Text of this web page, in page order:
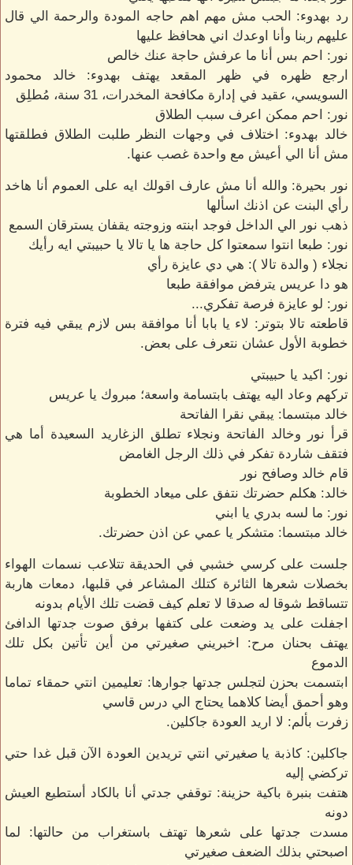
رد بهدوء: الحب مش مهم اهم حاجه المودة والرحمة الي قال
عليهم ربنا وأنا اوعدك اني هحافظ عليها
نور: احم بس أنا ما عرفش حاجة عنك خالص
ارجع ظهره في ظهر المقعد يهتف بهدوء: خالد محمود
السويسي، عقيد في إدارة مكافحة المخدرات، 31 سنة، مُطلِق
نور: احم ممكن اعرف سبب الطلاق
خالد بهدوء: اختلاف في وجهات النظر طلبت الطلاق فطلقتها
مش أنا الي أعيش مع واحدة غصب عنها.
نور بحيرة: والله أنا مش عارف اقولك ايه على العموم أنا هاخد
رأي البنت عن اذنك اسألها
ذهب نور الي الداخل فوجد ابنته وزوجته يقفان يسترقان السمع
نور: طبعا انتوا سمعتوا كل حاجة ها يا تالا يا حبيبتي ايه رأيك
نجلاء ( والدة تالا ): هي دي عايزة رأي
هو دا عريس يترفض موافقة طبعا
نور: لو عايزة فرصة تفكري...
قاطعته تالا بتوتر: لاء يا بابا أنا موافقة بس لازم يبقي فيه فترة
خطوبة الأول عشان نتعرف على بعض.
نور: اكيد يا حبيبتي
تركهم وعاد اليه يهتف بابتسامة واسعة؛ مبروك يا عريس
خالد مبتسما: يبقي نقرا الفاتحة
قرأ نور وخالد الفاتحة ونجلاء تطلق الزغاريد السعيدة أما هي
فتقف شاردة تفكر في ذلك الرجل الغامض
قام خالد وصافح نور
خالد: هكلم حضرتك نتفق على ميعاد الخطوبة
نور: ما لسه بدري يا ابني
خالد مبتسما: متشكر يا عمي عن اذن حضرتك.
جلست على كرسي خشبي في الحديقة تتلاعب نسمات الهواء
بخصلات شعرها الثائرة كتلك المشاعر في قلبها، دمعات هاربة
تتساقط شوقا له صدقا لا تعلم كيف قضت تلك الأيام بدونه
اجفلت على يد وضعت على كتفها برفق صوت جدتها الدافئ
يهتف بحنان مرح: اخبريني صغيرتي من أين تأتين بكل تلك
الدموع
ابتسمت بحزن لتجلس جدتها جوارها: تعليمين انتي حمقاء تماما
وهو أحمق أيضا كلاهما يحتاج الي درس قاسي
زفرت بألم: لا اريد العودة جاكلين.
جاكلين: كاذبة يا صغيرتي انتي تريدين العودة الآن قبل غدا حتي
تركضي إليه
هتفت بنبرة باكية حزينة: توقفي جدتي أنا بالكاد أستطيع العيش
دونه
مسدت جدتها على شعرها تهتف باستغراب من حالتها: لما
اصبحتي بذلك الضعف صغيرتي